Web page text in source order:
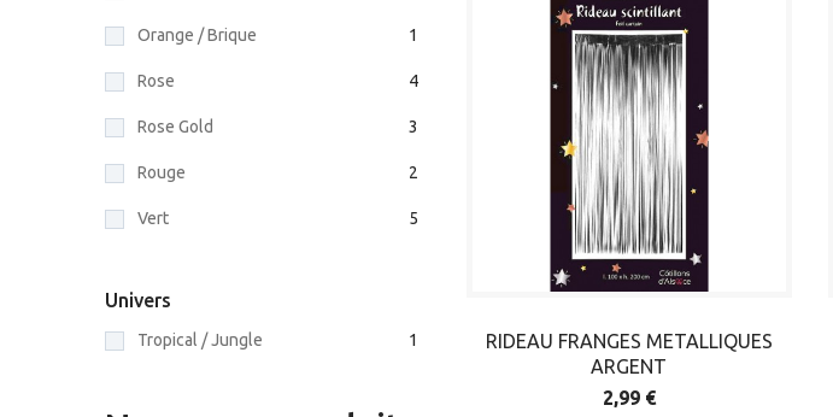
RIDEAU FRANGES METALLIQUES
ARGENT
2,99 €
Orange / Brique 1
Rose 4
Rose Gold 3
Rouge 2
Vert 5
Univers
Tropical / Jungle 1